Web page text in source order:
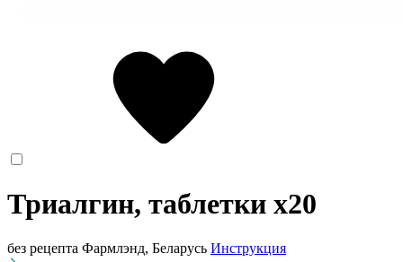
Триалгин, таблетки x20
без рецепта Фармлэнд, Беларусь Инструкция